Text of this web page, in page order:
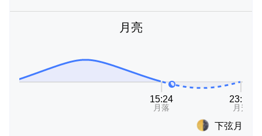
月亮
下弦月